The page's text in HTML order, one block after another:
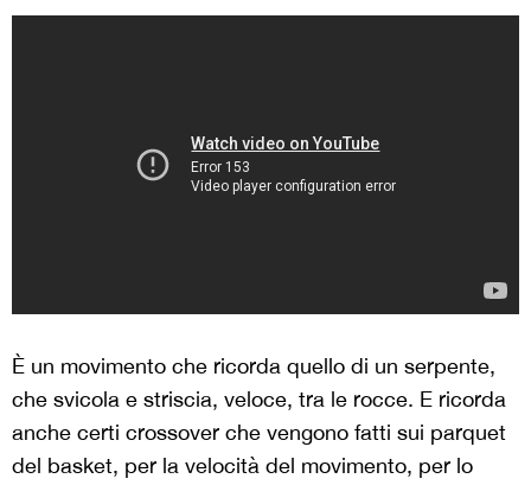
È un movimento che ricorda quello di un serpente,
che svicola e striscia, veloce, tra le rocce. E ricorda
anche certi crossover che vengono fatti sui parquet
del basket, per la velocità del movimento, per lo